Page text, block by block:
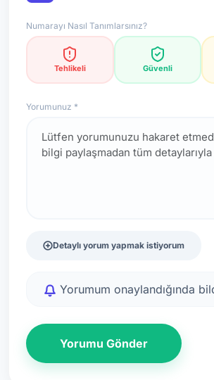
Numarayı Nasıl Tanımlarsınız?
Tehlikeli Güvenli
Yorumunuz *
Detaylı yorum yapmak istiyorum
Yorumum onaylandığında
Yorumu Gönder